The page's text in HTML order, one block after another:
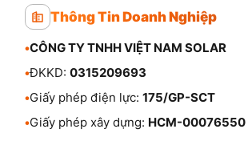
Thông Tin Doanh Nghiệp
•CÔNG TY TNHH VIỆT NAM SOLAR
•ĐKKD: 0315209693
•Giấy phép điện lực: 175/GP-SCT
•Giấy phép xây dựng: HCM-00076550